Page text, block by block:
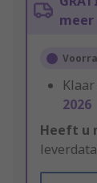
meer
2026
Heeft u